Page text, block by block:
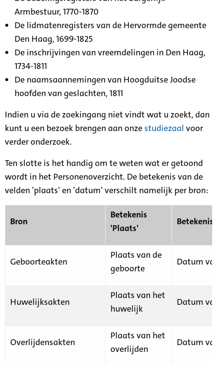
Armbestuur, 1770-1870
De lidmatenregisters van de Hervormde gemeente
Den Haag, 1699-1825
De inschrijvingen van vreemdelingen in Den Haag,
1734-1811
De naamsaannemingen van Hoogduitse Joodse
hoofden van geslachten, 1811
Indien u via de zoekingang niet vindt wat u zoekt, dan
kunt u een bezoek brengen aan onze studiezaal voor
verder onderzoek.
Ten slotte is het handig om te weten wat er getoond
wordt in het Personenoverzicht. De betekenis van de
velden 'plaats' en 'datum' verschilt namelijk per bron:
Bron
Betekenis
'Plaats'
Geboorteakten
Plaats van de
geboorte
Datum
Huwelijksakten
Plaats van het
huwelijk
Datum
Overlijdensakten
Plaats van het
overlijden
Datum